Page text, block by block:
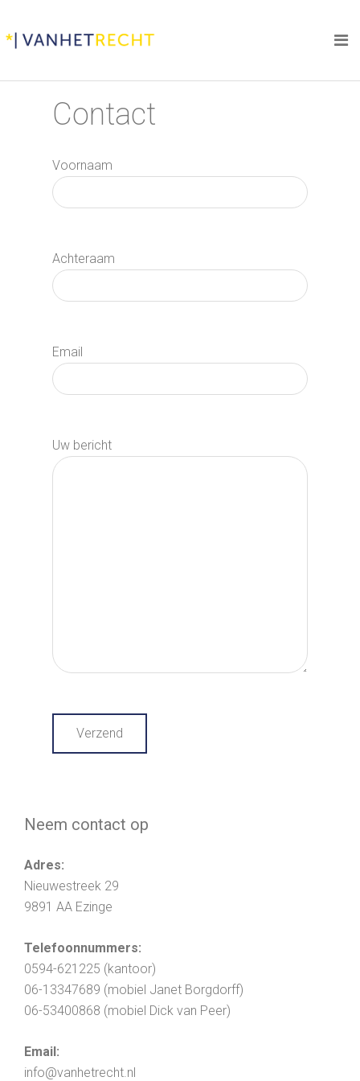
Contact
Voornaam
Achteraam
Email
Uw bericht
Neem contact op
Adres:
Nieuwestreek 29
9891 AA Ezinge
Telefoonnummers:
0594-621225 (kantoor)
06-13347689 (mobiel Janet Borgdorff)
06-53400868 (mobiel Dick van Peer)
Email:
info@vanhetrecht.nl